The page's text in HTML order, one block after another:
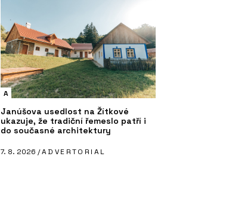
A
Janúšova usedlost na Žítkové
ukazuje, že tradiční řemeslo patří i
do současné architektury
7. 8. 2026 /ADVERTORIAL